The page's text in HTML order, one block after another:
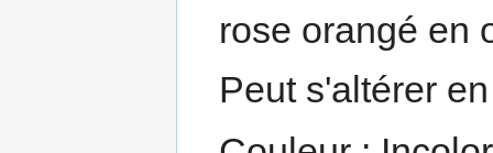
rose orangé en
Peut s'altérer